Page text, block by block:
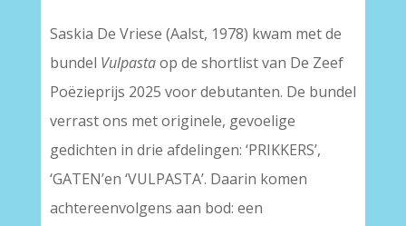
Saskia De Vriese (Aalst, 1978) kwam met de
bundel Vulpastaop de shortlist van De Zeef
Poëzieprijs 2025 voor debutanten. De bundel
verrast ons met originele, gevoelige
gedichten in drie afdelingen: ‘PRIKKERS’,
‘GATEN’en ‘VULPASTA’. Daarin komen
achtereenvolgens aan bod: een